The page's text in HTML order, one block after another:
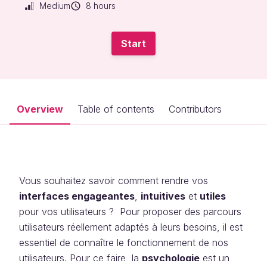
Medium 8 hours
Start
Overview Table of contents Contributors
Vous souhaitez savoir comment rendre vos
interfaces engageantes, intuitives et utiles
pour vos utilisateurs ? Pour proposer des parcours
utilisateurs réellement adaptés à leurs besoins, il est
essentiel de connaître le fonctionnement de nos
utilisateurs. Pour ce faire, la psychologie est un